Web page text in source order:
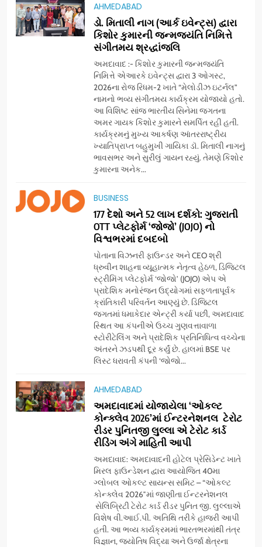
AHMEDABAD
ડો. મિતાલી નાગ (આર્ક ઇવેન્ટ્સ) દ્વારા
કિશોર કુમારની જન્મજયંતિ નિમિત્તે
સંગીતમય શ્રદ્ધાંજલિ
અમદાવાદ :- કિશોર કુમારની જન્મજયંતિ
નિમિત્તે એઆરકે ઇવેન્ટ્સ દ્વારા 3 ઓગસ્ટ,
2026ના રોજ રિધમ-2 ખાતે “મેલોડીઝ ઇટર્નલ”
નામનો ભવ્ય સંગીતમય કાર્યક્રમ યોજાયો હતો.
આ વિશિષ્ટ સાંજ ભારતીય સિનેમા જગતના
અમર ગાયક કિશોર કુમારને સમર્પિત રહી હતી.
કાર્યક્રમનું મુખ્ય આકર્ષણ આંતરરાષ્ટ્રીય
ખ્યાતિપ્રાપ્ત બહુમુખી ગાયિકા ડૉ. મિતાલી નાગનું
ભાવસભર અને સુરીલું ગાયન રહ્યું. તેમણે કિશોર
કુમારના અનેક...
BUSINESS
177 દેશો અને 52 લાખ દર્શકો: ગુજરાતી
OTT પ્લેટફોર્મ ‘જોજો’ (JOJO) નો
વિશ્વભરમાં દબદબો
પોતાના વિઝનરી ફાઉન્ડર અને CEO શ્રી
ધ્રુવીન શાહના વ્યૂહાત્મક નેતૃત્વ હેઠળ, ડિજિટલ
સ્ટ્રીમિંગ પ્લેટફોર્મ ‘જોજો’ (JOJO) એપ એ
પ્રાદેશિક મનોરંજન ઉદ્યોગમાં સફળતાપૂર્વક
ક્રાંતિકારી પરિવર્તન આણ્યું છે. ડિજિટલ
જગતમાં ધમાકેદાર એન્ટ્રી કર્યા પછી, અમદાવાદ
સ્થિત આ કંપનીએ ઉચ્ચ ગુણવત્તાવાળા
સ્ટોરીટેલિંગ અને પ્રાદેશિક પ્રતિનિધિત્વ વચ્ચેના
અંતરને ઝડપથી દૂર કર્યું છે. હાલમાં BSE પર
લિસ્ટ ધરાવતી કંપની ‘જોજો...
AHMEDABAD
અમદાવાદમાં યોજાયેલા ‘ઓકલ્ટ
કોન્ક્લેવ 2026’માં ઈન્ટરનેશનલ ટેરોટ
રીડર પુનિતજી લુલ્લા એ ટેરોટ કાર્ડ
રીડિંગ અંગે માહિતી આપી
અમદાવાદ: અમદાવાદની હોટેલ પ્રેસિડેન્ટ ખાતે
મિરલ ફાઉન્ડેશન દ્વારા આયોજિત 40મા
ગ્લોબલ ઓકલ્ટ સાયન્સ સમિટ – “ઓકલ્ટ
કોન્ક્લેવ 2026″માં જાણીતા ઈન્ટરનેશનલ
સેલિબ્રિટી ટેરોટ કાર્ડ રીડર પુનિત જી. લુલ્લાએ
વિશેષ વી.આઈ.પી. અતિથિ તરીકે હાજરી આપી
હતી. આ ભવ્ય કાર્યક્રમમાં ભારતભરમાંથી તંત્ર
વિજ્ઞાન, જ્યોતિષ વિદ્યા અને ઉર્જા ક્ષેત્રના
સેમસંગ વિશ્વ યુવા કૌશલ્ય
દિવસની ઉજવણી કરે છે, સેમસંગ
દોસ્ત કૌશલ્ય વિકાસ કાર્યક્રમના
30 ટોચના પ્રતિભાશાળી
વિદ્યાર્થીઓનું સન્માન કરે છે
BUSINESS CSR
આયુદા ઓર્ગેનિક્સ દ્વારા
ગુજરાતના 5 શહેરોમાં રિટેલ સ્ટોર્સ
અને ગીર ગાયના વૈદિક વલોણા ઘી-
દૂધની શુદ્ધ સેવાઓ સાથે વ્યાપક
વિસ્તરણ
BUSINESS
‘ગેટ સેટ ગો’ નું પાવર-પેક્ડ ટ્રેલર
મળશે
ENTERTAINMENT
અમદાવાદમાં ભારે વરસાદ વચ્ચે
ફિલ્મ ‘ગેટ સેટ ગો’ની ‘ટીમ
ચિરંજીવી’ માનવતાના કાર્ય માટે
આગળ આવી: ગુલબાઈ ટેકરાના
પ્રભાવિત પરિવારોને ફૂડ પેકેટ્સ
અને પીવાના પાણીનું વિતરણ કર્યું
AHMEDABAD CSR
ડો. મિતાલી નાગ (આર્ક ઇવેન્ટ્સ)
દ્વારા કિશોર કુમારની જન્મજયંતિ
નિમિત્તે સંગીતમય શ્રદ્ધાંજલિ
AHMEDABAD